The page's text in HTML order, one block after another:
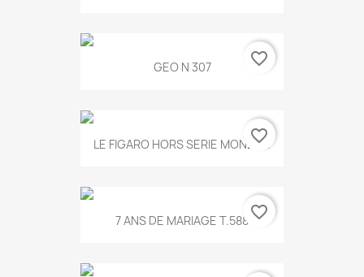
GEO N 307 favorite_border
LE FIGARO HORS SERIE MONET...
favorite_border
7 ANS DE MARIAGE T.588 favorite_border